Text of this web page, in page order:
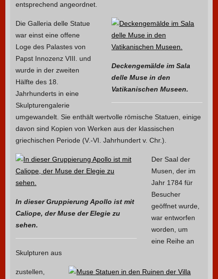
entsprechend angeordnet.
Deckengemälde im Sala
delle Muse in den
Vatikanischen Museen.
Die Galleria delle Statue
war einst eine offene
Loge des Palastes von
Papst Innozenz VIII. und
wurde in der zweiten
Hälfte des 18.
Jahrhunderts in eine
Skulpturengalerie
umgewandelt. Sie enthält wertvolle römische Statuen, einige
davon sind Kopien von Werken aus der klassischen
griechischen Periode (V.-VI. Jahrhundert v. Chr.).
In dieser Gruppierung Apollo ist mit
Caliope, der Muse der Elegie zu
sehen.
Der Saal der
Musen, der im
Jahr 1784 für
Besucher
geöffnet wurde,
war entworfen
worden, um
eine Reihe an
Skulpturen aus
zustellen,